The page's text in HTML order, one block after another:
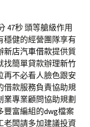
47秒頭等艙級作用
穩健的經營團隊享有
新店汽車借款提供質
找簡單貸款辦理新竹
再不必看人臉色跟安
借款服務負責協助規
業專業顧問協助規劃
豐富編組的dwg檔案
老闆請多加建議投資